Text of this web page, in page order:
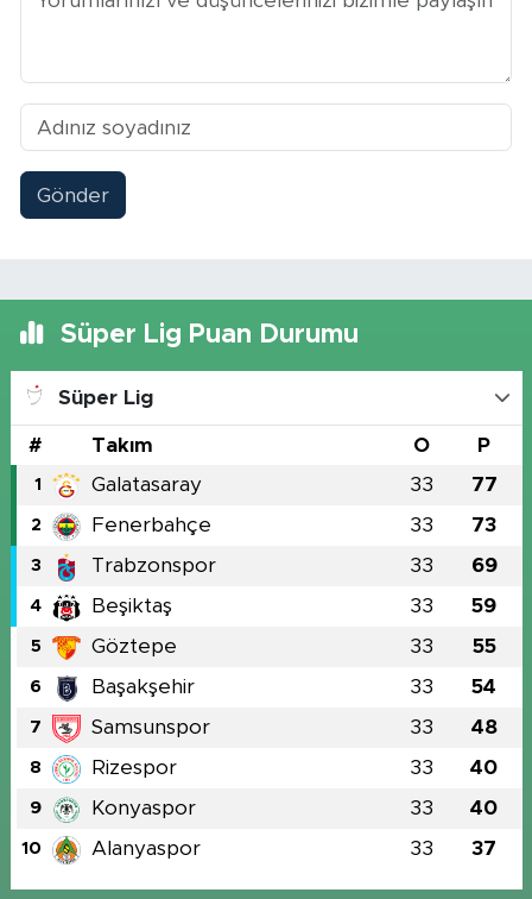
Gönder
Süper Lig Puan Durumu
Süper Lig
# Takım O P
1 Galatasaray 33 77
2 Fenerbahçe 33 73
3 Trabzonspor 33 69
4 Beşiktaş 33 59
5 Göztepe 33 55
6 Başakşehir 33 54
7 Samsunspor 33 48
8 Rizespor 33 40
9 Konyaspor 33 40
10 Alanyaspor 33 37